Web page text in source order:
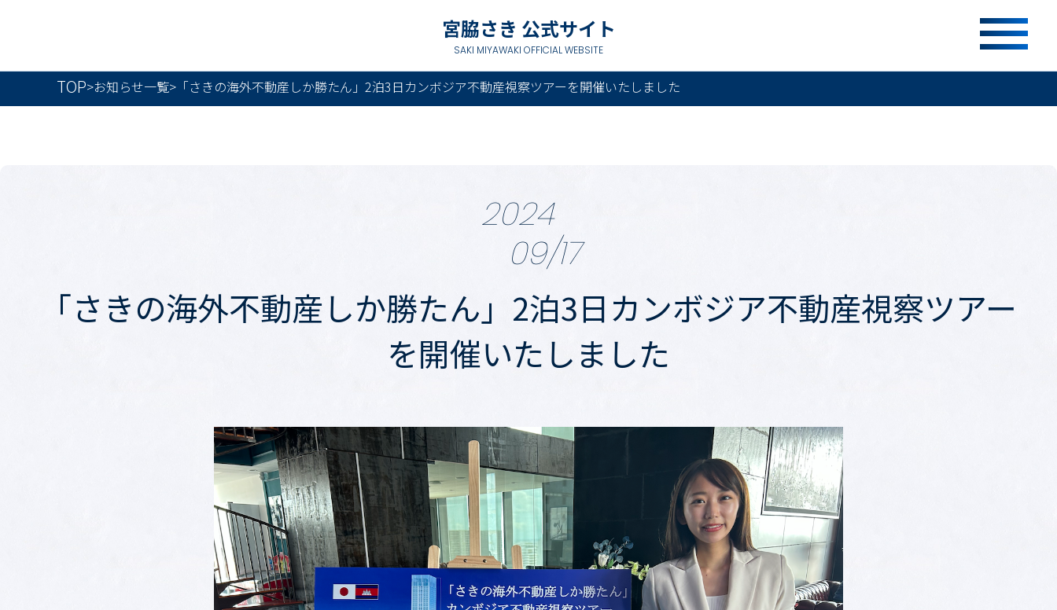
宮脇さき 公式サイト
SAKI MIYAWAKI OFFICIAL WEBSITE
TOP>お知らせ一覧> 「さきの海外不動産しか勝たん」2泊3日カンボジア不動産視察ツアーを開催いたしました
2024
09/17
「さきの海外不動産しか勝たん」2泊3日カンボジア不動産視察ツアー
を開催いたしました